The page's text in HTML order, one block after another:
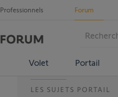
Professionnels Forum
Volet Portail
LES SUJETS PORTAIL